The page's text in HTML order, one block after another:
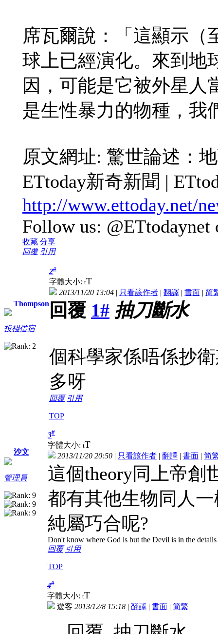
席瓦爾說：「這顯示（
球上已經演化。來到地
因，可能是它被外星人
是生性暴力的物種，我
原文網址: 驚世論述：
ETtoday新奇新聞 |
http://www.ettoday.net/
Follow us: @ETtodaynet
收藏 分享
回覆 引用
Thompson
投棧借宿
2#
字體大小: tT
2013/11/20 13:04 | 只看該作者 | 翻譯 | 書面 | 简
回覆 1# 抽刀斷水
個科學家係唔係抄
多呀
回覆 引用
TOP
沙文
管理員
3#
字體大小: tT
2013/11/20 20:50 | 只看該作者 | 翻譯 | 書面 | 简
這個theory同上帝創
都有其他生物同人
純屬巧合呢?
Don't know where God is but the Devil is in the details
回覆 引用
TOP
4#
字體大小: tT
遊客 2013/12/8 15:18 | 翻譯 | 書面 | 简繁